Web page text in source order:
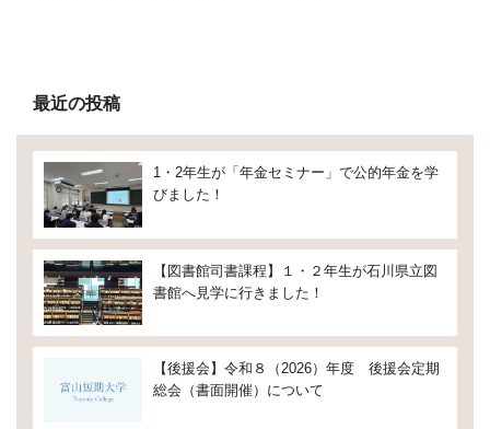
最近の投稿
1・2年生が「年金セミナー」で公的年金を学
びました！
【図書館司書課程】１・２年生が石川県立図
書館へ見学に行きました！
【後援会】令和８（2026）年度 後援会定期
総会（書面開催）について